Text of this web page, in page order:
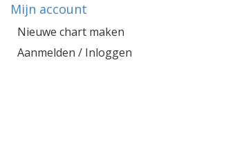
Mijn account
Nieuwe chart maken
Aanmelden / Inloggen